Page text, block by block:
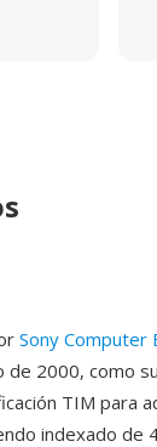
Sony Computer
de 2000, como
TIM para
indexado de